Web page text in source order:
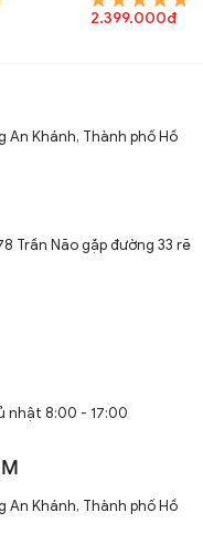
2.399.000đ
An Khánh, Thành phố Hồ
Trần Não gặp đường 33 rẽ
nhật 8:00 - 17:00
An Khánh, Thành phố Hồ